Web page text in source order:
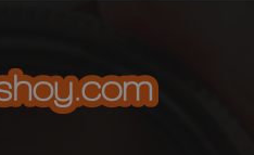
rendimiento
Cookies de